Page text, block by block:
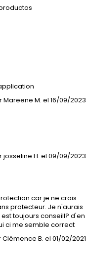
Mareene M. el 16/09/2023
josseline H. el 09/09/2023
car je ne crois
protecteur. Je n'aurais
toujours conseill? d'en
ci me semble correct
Clémence B. el 01/02/2021